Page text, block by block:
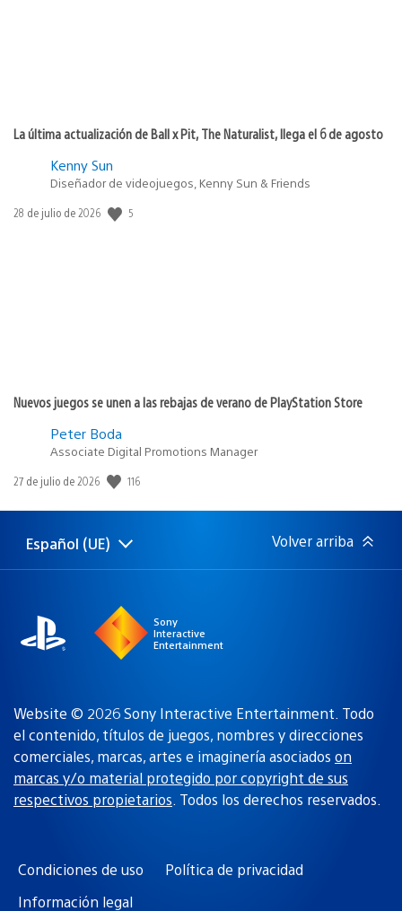
La última actualización de Ball x Pit, The Naturalist, llega el 6 de agosto
Kenny Sun
Diseñador de videojuegos, Kenny Sun & Friends
Fecha
28 de julio de 2026 5
Nuevos juegos se unen a las rebajas de verano de PlayStation Store
Peter Boda
Associate Digital Promotions Manager
Fecha
publicación:
27 de julio de 2026 116
Selecciona
Región
Español (UE) Volver arriba
Sony
Interactive
Entertainment
Website © 2026 Sony Interactive Entertainment. Todo
el contenido, títulos de juegos, nombres y direcciones
comerciales, marcas, artes e imaginería asociados on
marcas y/o material protegido por copyright de sus
respectivos propietarios. Todos los derechos reservados.
Condiciones de uso
Política de privacidad
Información legal